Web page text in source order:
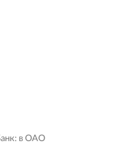
в ОАО